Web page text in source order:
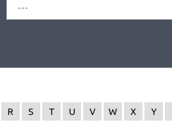
---
R S T U V W X Y